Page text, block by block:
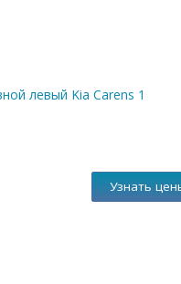
левый Kia Carens 1
Узнать